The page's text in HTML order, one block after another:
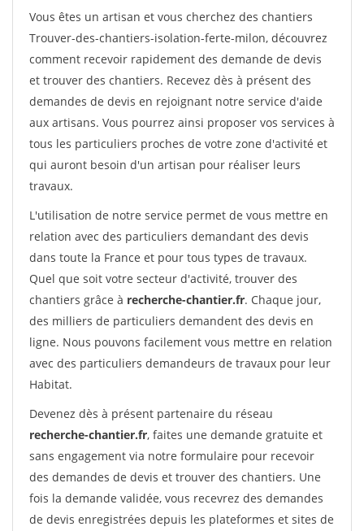
Vous êtes un artisan et vous cherchez des chantiers
Trouver-des-chantiers-isolation-ferte-milon, découvrez
comment recevoir rapidement des demande de devis
et trouver des chantiers. Recevez dès à présent des
demandes de devis en rejoignant notre service d'aide
aux artisans. Vous pourrez ainsi proposer vos services à
tous les particuliers proches de votre zone d'activité et
qui auront besoin d'un artisan pour réaliser leurs
travaux.
L'utilisation de notre service permet de vous mettre en
relation avec des particuliers demandant des devis
dans toute la France et pour tous types de travaux.
Quel que soit votre secteur d'activité, trouver des
chantiers grâce à recherche-chantier.fr. Chaque jour,
des milliers de particuliers demandent des devis en
ligne. Nous pouvons facilement vous mettre en relation
avec des particuliers demandeurs de travaux pour leur
Habitat.
Devenez dès à présent partenaire du réseau
recherche-chantier.fr, faites une demande gratuite et
sans engagement via notre formulaire pour recevoir
des demandes de devis et trouver des chantiers. Une
fois la demande validée, vous recevrez des demandes
de devis enregistrées depuis les plateformes et sites de